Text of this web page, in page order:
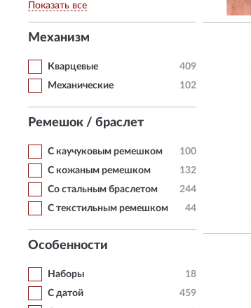
Показать все
Механизм
Кварцевые
409
Механические
102
Ремешок / браслет
С каучуковым ремешком
100
С кожаным ремешком
132
Со стальным браслетом
244
С текстильным ремешком
44
Особенности
Наборы
18
С датой
459